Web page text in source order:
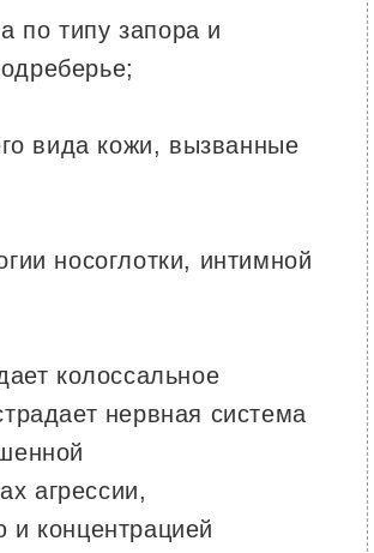
по типу запора и
вида кожи, вызванные
носоглотки, интимной
колоссальное
нервная система
агрессии,
и концентрацией